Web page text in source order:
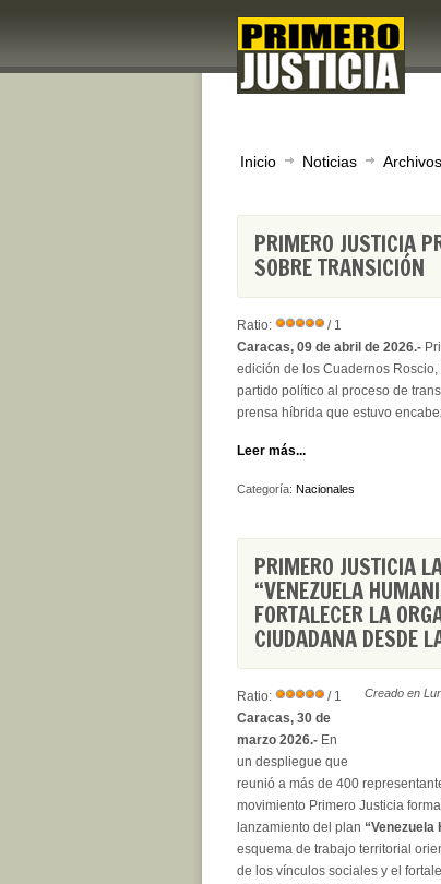
Inicio Noticias Archivos
PRIMERO JUSTICIA
SOBRE TRANSICIÓN
Ratio:
/ 1
Caracas, 09 de abril de 2026.-
edición de los Cuadernos
partido político al proceso de
prensa híbrida que estuvo
Leer más...
Categoría: Nacionales
PRIMERO JUSTICIA
“VENEZUELA
FORTALECER LA
CIUDADANA DESDE
Creado en
Ratio:
/ 1
Caracas, 30 de
marzo 2026.- En
un despliegue que
reunió a más de 400
movimiento Primero Justicia
lanzamiento del plan “Venezuela
esquema de trabajo territorial
de los vínculos sociales y el